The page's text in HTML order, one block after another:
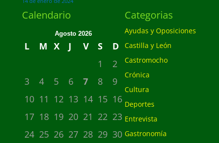
Calendario
Agosto 2026
L M X J V S
D
1
2
3
4 5 6 7 8
9
10 11 12 13 14 15 16
17 18 19 20 21 22 23
24 25 26 27 28 29 30
Categorias
Ayudas y Oposiciones
Castilla y León
Castromocho
Crónica
Cultura
Deportes
Entrevista
Gastronomía